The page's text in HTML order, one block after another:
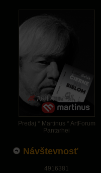
Predaj * Martinus * ArtForum
Pantarhei
Návštevnosť
4916381